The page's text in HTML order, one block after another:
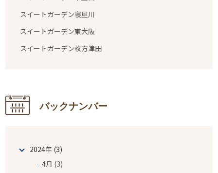
スイートガーデン寝屋川
スイートガーデン東大阪
スイートガーデン枚方津田
バックナンバー
2024年 (3)
4月 (3)